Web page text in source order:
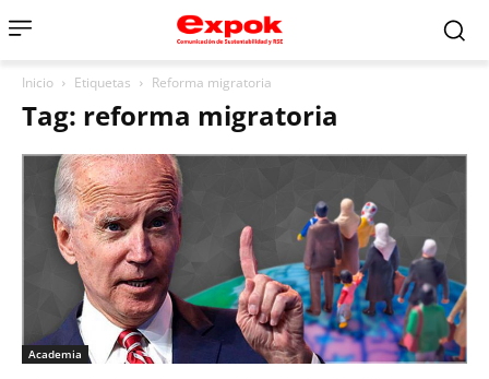
Inicio Etiquetas Reforma migratoria
Tag: reforma migratoria
Academia